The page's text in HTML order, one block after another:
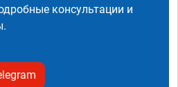
консультации и